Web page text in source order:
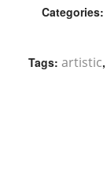
Categories:
Tags: artistic,